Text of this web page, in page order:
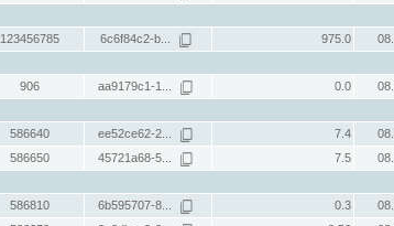
123456785 6c6f84c2-b... 975.0
906 aa9179c1-1... 0.0
586640 ee52ce62-2... 7.4
586650 45721a68-5... 7.5
586810 6b595707-8... 0.3